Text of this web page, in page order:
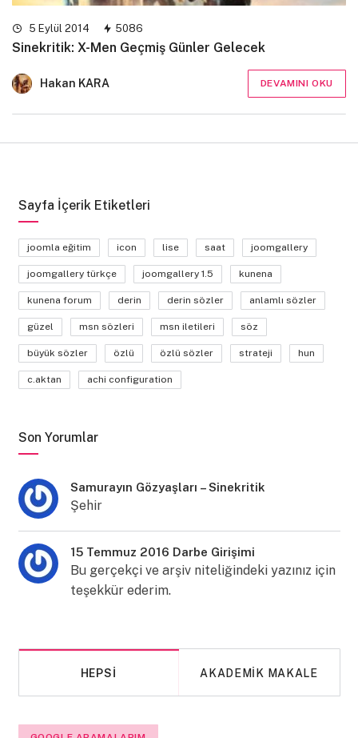
5 Eylül 2014 5086
Sinekritik: X-Men Geçmiş Günler Gelecek
Hakan KARA DEVAMINI OKU
Sayfa İçerik Etiketleri
joomla eğitim icon lise saat joomgallery
joomgallery türkçe joomgallery 1.5 kunena
kunena forum derin derin sözler anlamlı sözler
güzel msn sözleri msn iletileri söz
büyük sözler özlü özlü sözler strateji hun
c.aktan achi configuration
Son Yorumlar
Samurayın Gözyaşları – Sinekritik
Şehir
15 Temmuz 2016 Darbe Girişimi
Bu gerçekçi ve arşiv niteliğindeki yazınız için
teşekkür ederim.
HEPSI AKADEMIK MAKALE